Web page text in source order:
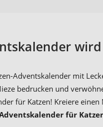
Adventskalender mit
bedrucken und
für Katzen! Kreiere
für